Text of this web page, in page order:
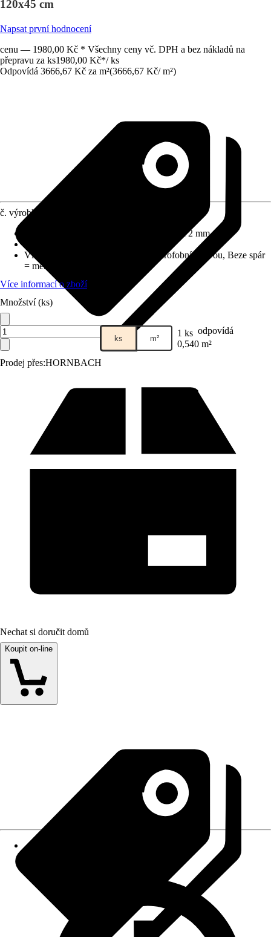
120x45 cm
Napsat první hodnocení
cenu — 1980,00 Kč * Všechny ceny vč. DPH a bez nákladů na
přepravu za ks1980,00 Kč*/ ks
Odpovídá 3666,67 Kč za m²(3666,67 Kč/ m²)
Prodej přes:HORNBACH
č. výrobku
1200 mm x 450 mm x 2 mm
Vlastnosti
Hygienický povrch s hydrofobní vrstvou, Beze spár
= méně čištění
Více informací o zboží
Množství (ks)
ks m² 1 ks odpovídá
0,540 m²
Nechat si doručit domů
Koupit on-line